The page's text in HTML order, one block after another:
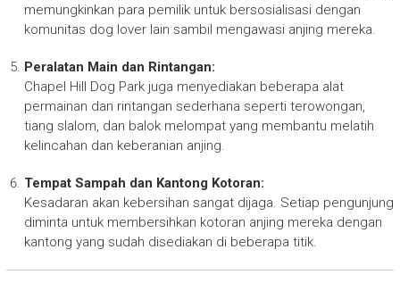
memungkinkan para pemilik untuk bersosialisasi dengan
komunitas dog lover lain sambil mengawasi anjing mereka.
Peralatan Main dan Rintangan:
Chapel Hill Dog Park juga menyediakan beberapa alat
permainan dan rintangan sederhana seperti terowongan,
tiang slalom, dan balok melompat yang membantu melatih
kelincahan dan keberanian anjing.
Tempat Sampah dan Kantong Kotoran:
Kesadaran akan kebersihan sangat dijaga. Setiap pengunjung
diminta untuk membersihkan kotoran anjing mereka dengan
kantong yang sudah disediakan di beberapa titik.